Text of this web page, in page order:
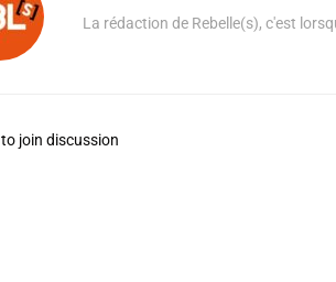
La rédaction de Rebelle(s), c'est
to join discussion